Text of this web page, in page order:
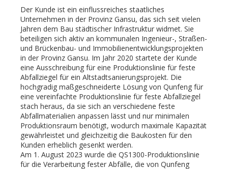
Der Kunde ist ein einflussreiches staatliches
Unternehmen in der Provinz Gansu, das sich seit vielen
Jahren dem Bau städtischer Infrastruktur widmet. Sie
beteiligen sich aktiv an kommunalen Ingenieur-, Straßen-
und Brückenbau- und Immobilienentwicklungsprojekten
in der Provinz Gansu. Im Jahr 2020 startete der Kunde
eine Ausschreibung für eine Produktionslinie für feste
Abfallziegel für ein Altstadtsanierungsprojekt. Die
hochgradig maßgeschneiderte Lösung von Qunfeng für
eine vereinfachte Produktionslinie für feste Abfallziegel
stach heraus, da sie sich an verschiedene feste
Abfallmaterialien anpassen lässt und nur minimalen
Produktionsraum benötigt, wodurch maximale Kapazität
gewährleistet und gleichzeitig die Baukosten für den
Kunden erheblich gesenkt werden.
Am 1. August 2023 wurde die QS1300-Produktionslinie
für die Verarbeitung fester Abfälle, die von Qunfeng